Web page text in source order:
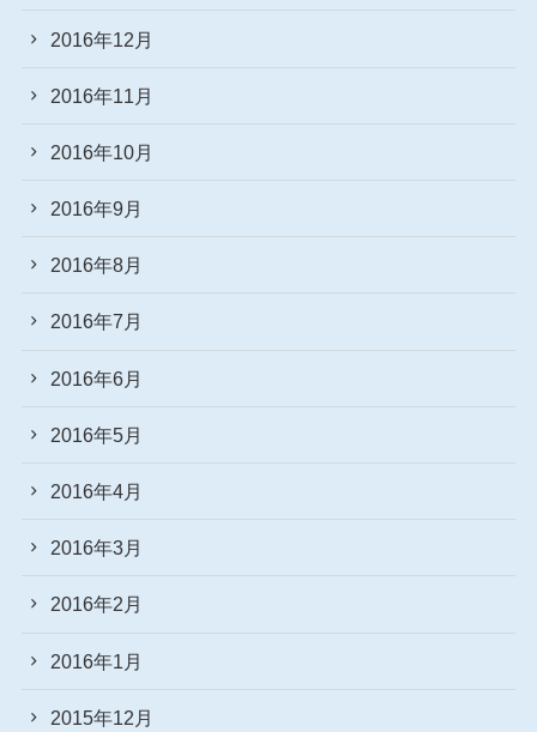
2016年12月
2016年11月
2016年10月
2016年9月
2016年8月
2016年7月
2016年6月
2016年5月
2016年4月
2016年3月
2016年2月
2016年1月
2015年12月